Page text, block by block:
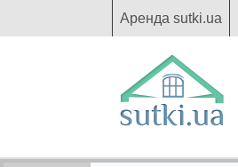
Аренда sutki.ua